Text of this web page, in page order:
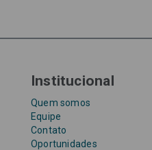
Institucional
Quem somos
Equipe
Contato
Oportunidades